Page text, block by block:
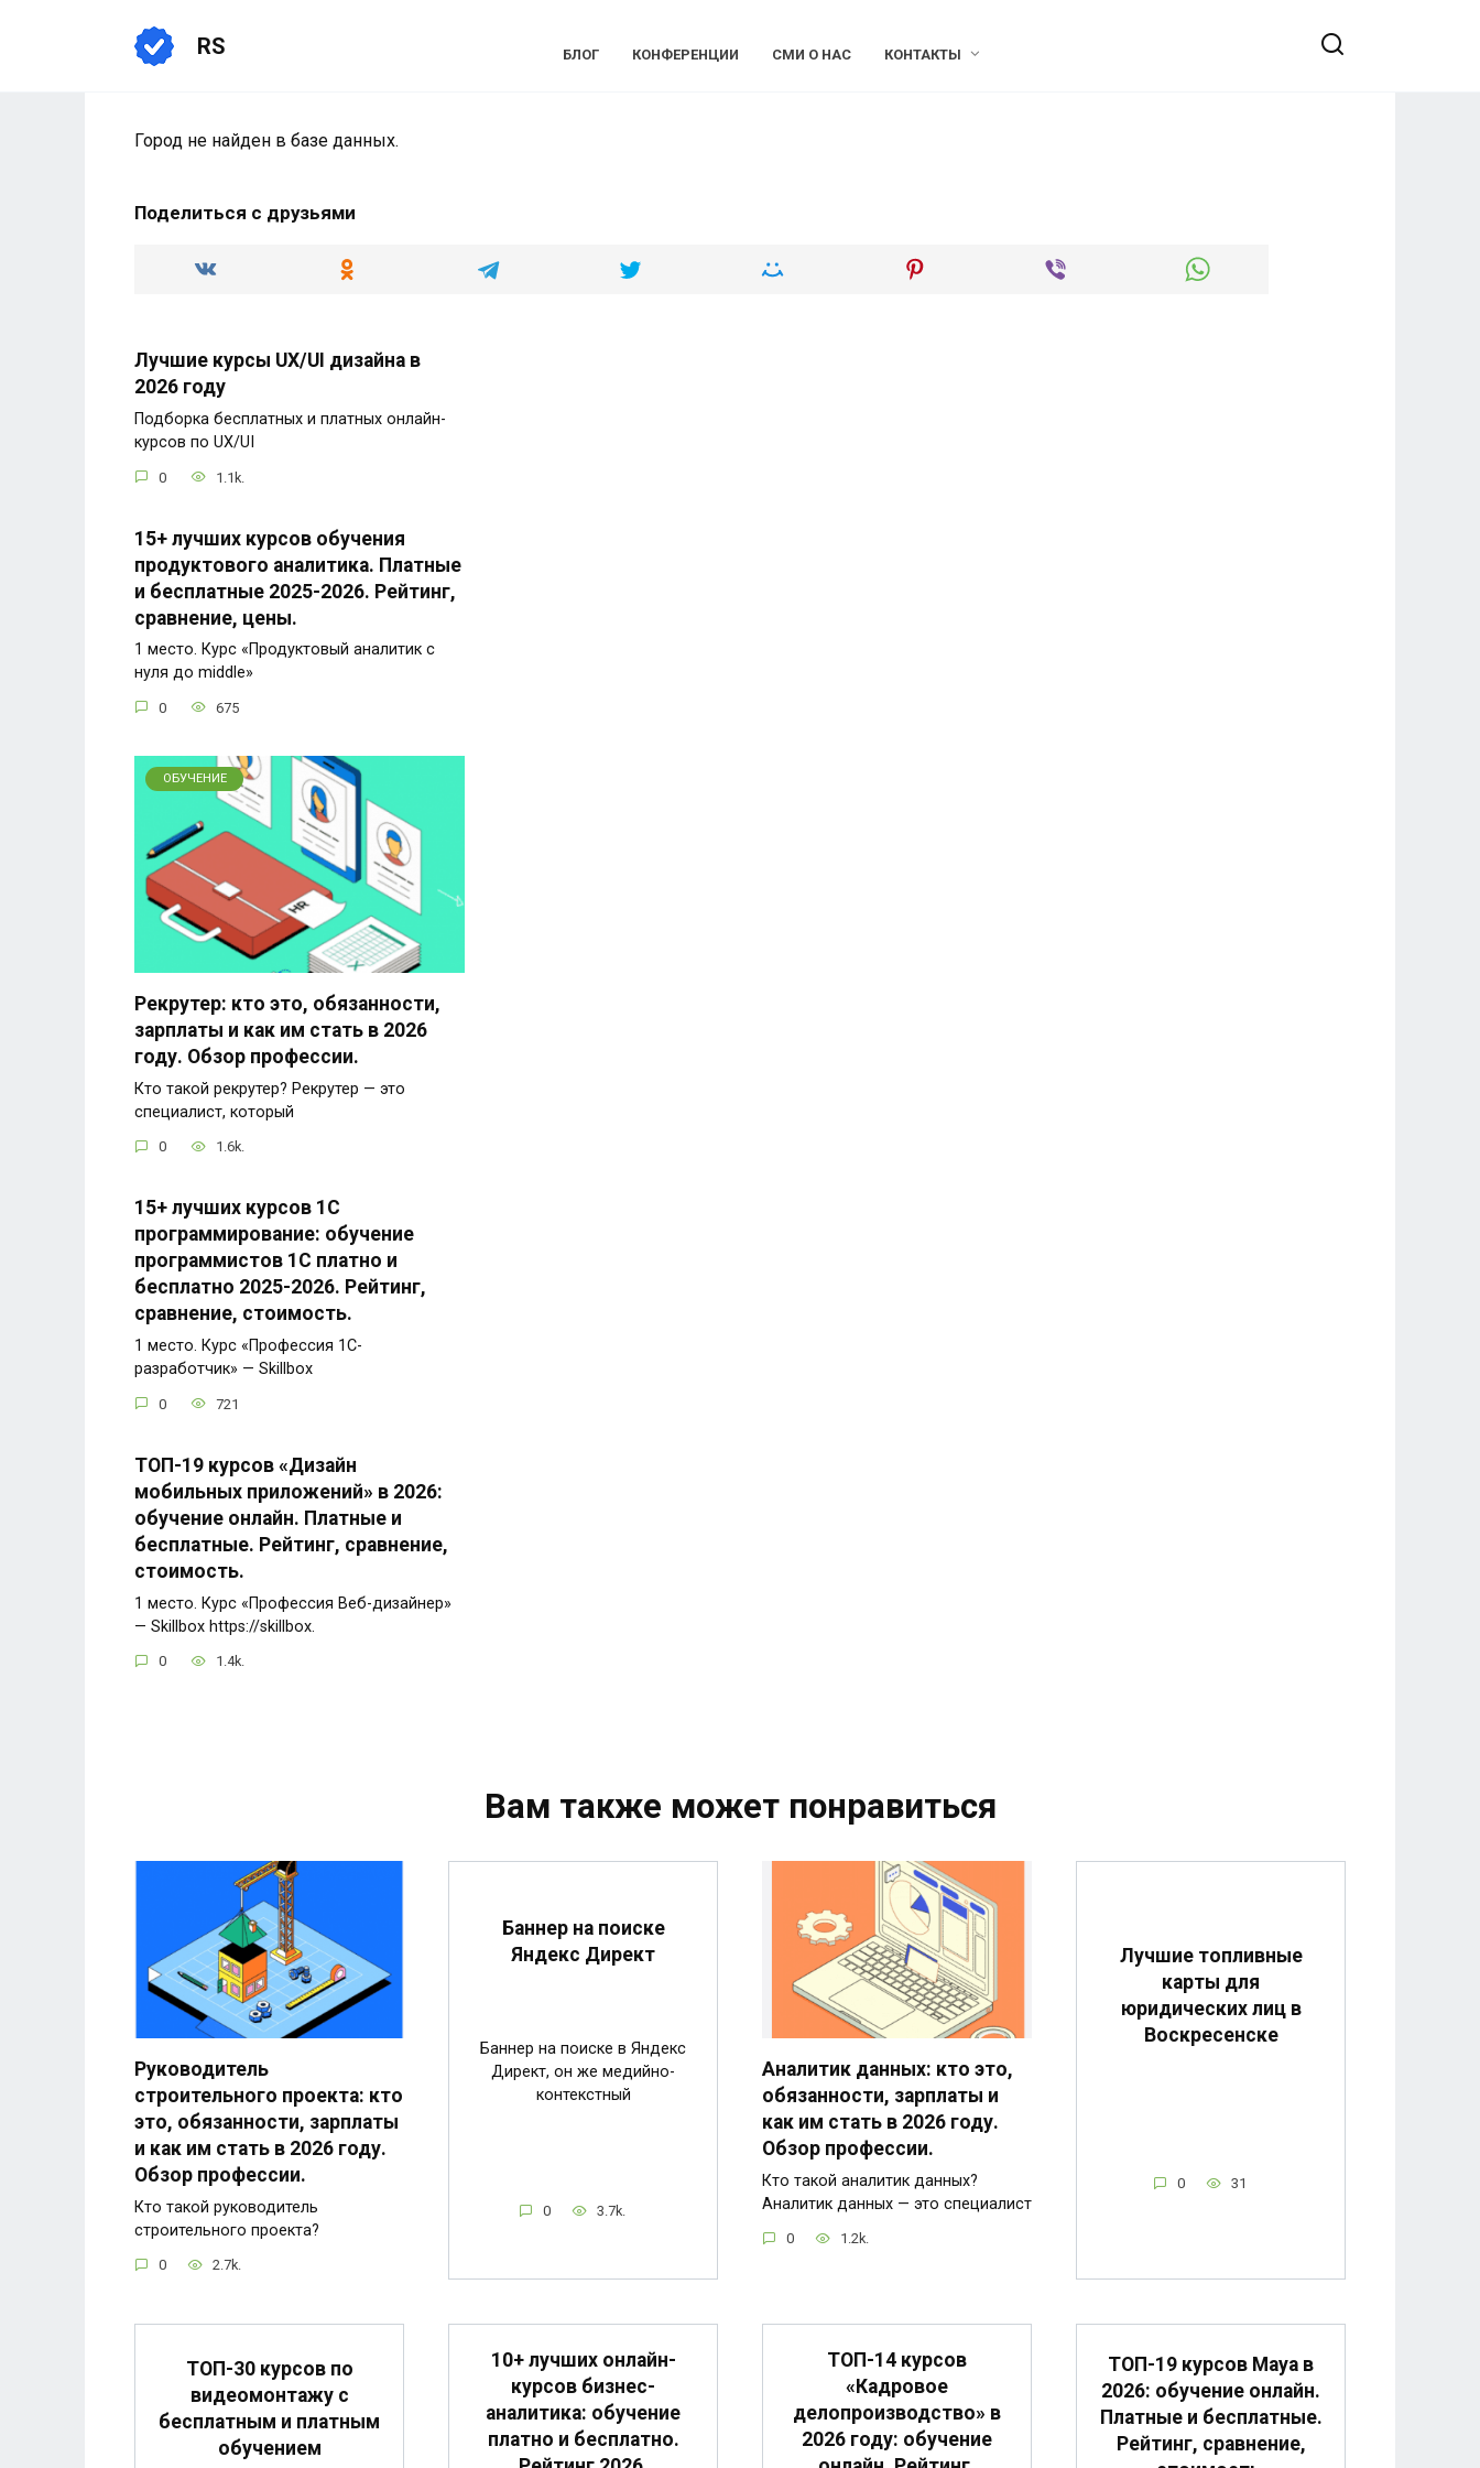
RS БЛОГ КОНФЕРЕНЦИИ СМИ О НАС КОНТАКТЫ
Город не найден в базе данных.
Поделиться с друзьями
Лучшие курсы UX/UI дизайна в
2026 году
Подборка бесплатных и платных онлайн-
курсов по UX/UI
0 1.1k.
15+ лучших курсов обучения
продуктового аналитика. Платные
и бесплатные 2025-2026. Рейтинг,
сравнение, цены.
1 место. Курс «Продуктовый аналитик с
нуля до middle»
0 675
ОБУЧЕНИЕ
Рекрутер: кто это, обязанности,
зарплаты и как им стать в 2026
году. Обзор профессии.
Кто такой рекрутер? Рекрутер — это
специалист, который
0 1.6k.
15+ лучших курсов 1С
программирование: обучение
программистов 1С платно и
бесплатно 2025-2026. Рейтинг,
сравнение, стоимость.
1 место. Курс «Профессия 1C-
разработчик» — Skillbox
0 721
ТОП-19 курсов «Дизайн
мобильных приложений» в 2026:
обучение онлайн. Платные и
бесплатные. Рейтинг, сравнение,
стоимость.
1 место. Курс «Профессия Веб-дизайнер»
— Skillbox https://skillbox.
0 1.4k.
Вам также может понравиться
Руководитель
строительного проекта: кто
это, обязанности, зарплаты
и как им стать в 2026 году.
Обзор профессии.
Кто такой руководитель
строительного проекта?
0 2.7k.
Баннер на поиске
Яндекс Директ
Баннер на поиске в Яндекс
Директ, он же медийно-
контекстный
0 3.7k.
Аналитик данных: кто это,
обязанности, зарплаты и
как им стать в 2026 году.
Обзор профессии.
Кто такой аналитик данных?
Аналитик данных — это специалист
0 1.2k.
Лучшие топливные
карты для
юридических лиц в
Воскресенске
0 31
ТОП-30 курсов по
видеомонтажу с
бесплатным и платным
обучением
10+ лучших онлайн-
курсов бизнес-
аналитика: обучение
платно и бесплатно.
ТОП-14 курсов
«Кадровое
делопроизводство» в
2026 году: обучение
ТОП-19 курсов Maya в
2026: обучение онлайн.
Платные и бесплатные.
Рейтинг, сравнение,